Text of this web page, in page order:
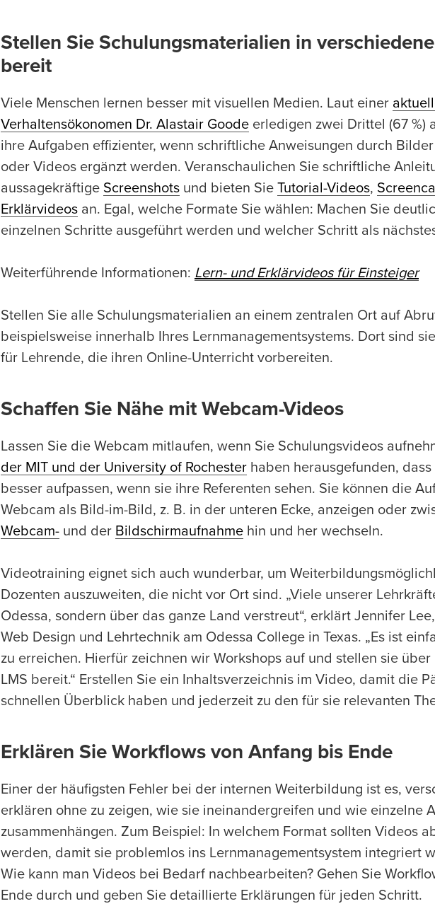
Stellen Sie Schulungsmaterialien in
bereit
Viele Menschen lernen besser mit visuellen Medien. Laut einer
Verhaltensökonomen Dr. Alastair Goode erledigen zwei Drittel (67 %)
ihre Aufgaben effizienter, wenn schriftliche Anweisungen durch Bilder
oder Videos ergänzt werden. Veranschaulichen Sie schriftliche
aussagekräftige Screenshots und bieten Sie Tutorial-Videos,
Erklärvideos an. Egal, welche Formate Sie wählen: Machen Sie
einzelnen Schritte ausgeführt werden und welcher Schritt als
Weiterführende Informationen: Lern- und Erklärvideos für Einsteiger
Stellen Sie alle Schulungsmaterialien an einem zentralen Ort auf
beispielsweise innerhalb Ihres Lernmanagementsystems. Dort sind
für Lehrende, die ihren Online-Unterricht vorbereiten.
Schaffen Sie Nähe mit Webcam-Videos
Lassen Sie die Webcam mitlaufen, wenn Sie Schulungsvideos
der MIT und der University of Rochester haben herausgefunden,
besser aufpassen, wenn sie ihre Referenten sehen. Sie können die
Webcam als Bild-im-Bild, z. B. in der unteren Ecke, anzeigen oder
Webcam- und der Bildschirmaufnahme hin und her wechseln.
Videotraining eignet sich auch wunderbar, um
Dozenten auszuweiten, die nicht vor Ort sind. „Viele unserer
Odessa, sondern über das ganze Land verstreut“, erklärt Jennifer
Web Design und Lehrtechnik am Odessa College in Texas. „Es ist
zu erreichen. Hierfür zeichnen wir Workshops auf und stellen sie
LMS bereit.“ Erstellen Sie ein Inhaltsverzeichnis im Video, damit die
schnellen Überblick haben und jederzeit zu den für sie relevanten
Erklären Sie Workflows von Anfang bis Ende
Einer der häufigsten Fehler bei der internen Weiterbildung ist es,
erklären ohne zu zeigen, wie sie ineinandergreifen und wie einzelne
zusammenhängen. Zum Beispiel: In welchem Format sollten Videos
werden, damit sie problemlos ins Lernmanagementsystem integriert
Wie kann man Videos bei Bedarf nachbearbeiten? Gehen Sie
Ende durch und geben Sie detaillierte Erklärungen für jeden Schritt.